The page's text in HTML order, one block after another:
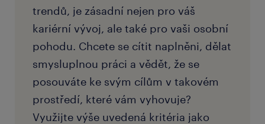
trendů, je zásadní nejen pro váš
kariérní vývoj, ale také pro vaši osobní
pohodu. Chcete se cítit naplněni, dělat
smysluplnou práci a vědět, že se
posouváte ke svým cílům v takovém
prostředí, které vám vyhovuje?
Využijte výše uvedená kritéria jako